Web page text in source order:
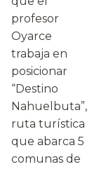
profesor
Oyarce
trabaja en
posicionar
“Destino
Nahuelbuta”,
ruta turística
que abarca 5
comunas de